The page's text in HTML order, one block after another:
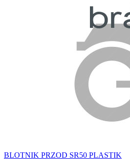
BLOTNIK PRZOD SR50 PLASTIK